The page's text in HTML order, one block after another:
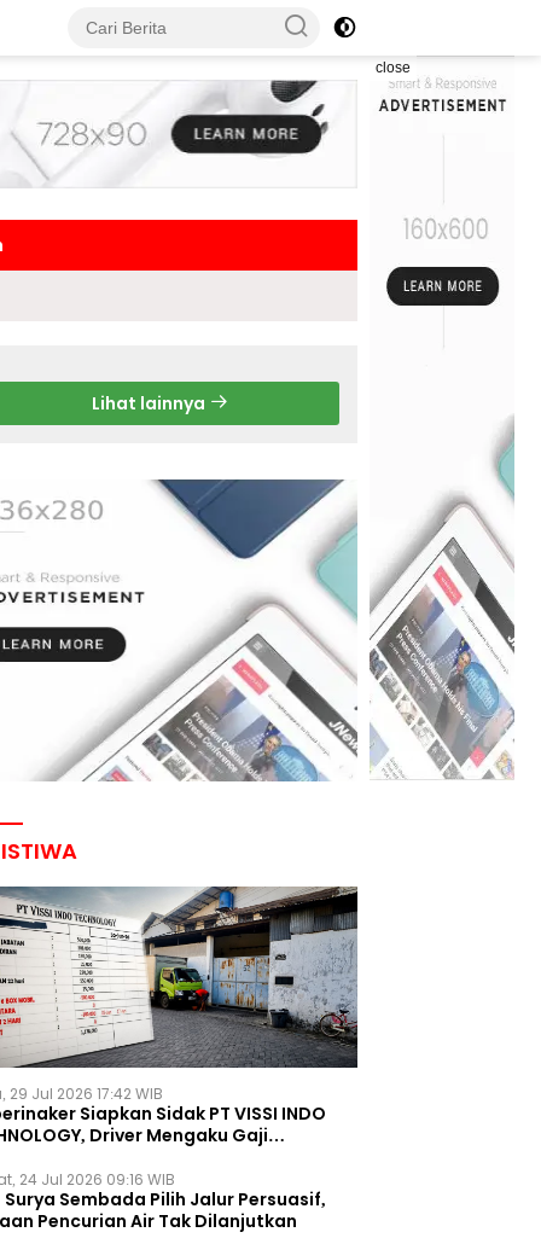
close
Lihat lainnya
29 Jul 2026 17:42 WIB
Siapkan Sidak PT VISSI INDO
Driver Mengaku Gaji
24 Jul 2026 09:16 WIB
Surya Sembada Pilih Jalur Persuasif,
Pencurian Air Tak Dilanjutkan